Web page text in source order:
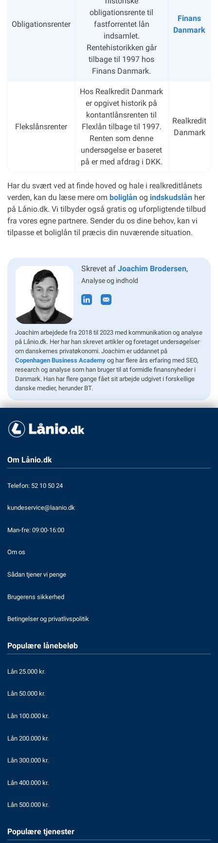
Obligationsrenter
obligationsrente til
fastforrentet lån
indsamlet.
Rentehistorikken går
tilbage til 1997 hos
Finans Danmark.
Finans
Danmark
Flekslånsrenter
Hos Realkredit Danmark
er opgivet historik på
kontantlånsrenten til
Flexlån tilbage til 1997.
Renten som denne
undersøgelse er baseret
på er med afdrag i DKK.
Realkredit
Danmark
Har du svært ved at finde hoved og hale i realkreditlånets
verden, kan du læse mere om boliglån og indskudslån her
på Lånio.dk. Vi tilbyder også gratis og uforpligtende tilbud
fra vores egne partnere. Sender du os dine behov, kan vi
tilpasse et boliglån til præcis din nuværende situation.
Skrevet af Joachim Brodersen,
Analyse og indhold
Joachim arbejdede fra 2018 til 2023 med kommunikation og analyse
på Lånio.dk. Her har han skrevet artikler og foretaget undersøgelser
om danskernes privatøkonomi. Joachim er uddannet på
Copenhagen Business Academy og har flere års erfaring med SEO,
research og analyse som han bruger til at formidle finansnyheder i
Danmark. Han har flere gange fået sit arbejde udgivet i forskellige
danske medier, herunder BT.
Om Lånio.dk
Telefon: 52 10 50 24
kundeservice@laanio.dk
Man-fre: 09:00-16:00
Om os
Sådan tjener vi penge
Brugerens sikkerhed
Betingelser og privatlivspolitik
Populære lånebeløb
Lån 25.000 kr.
Lån 50.000 kr.
Lån 100.000 kr.
Lån 200.000 kr.
Lån 300.000 kr.
Lån 400.000 kr.
Lån 500.000 kr.
Populære tjenester